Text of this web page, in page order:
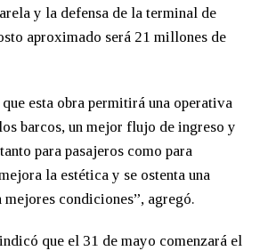
y la defensa de la terminal de
aproximado será 21 millones de
esta obra permitirá una operativa
barcos, un mejor flujo de ingreso y
para pasajeros como para
la estética y se ostenta una
condiciones”, agregó.
que el 31 de mayo comenzará el